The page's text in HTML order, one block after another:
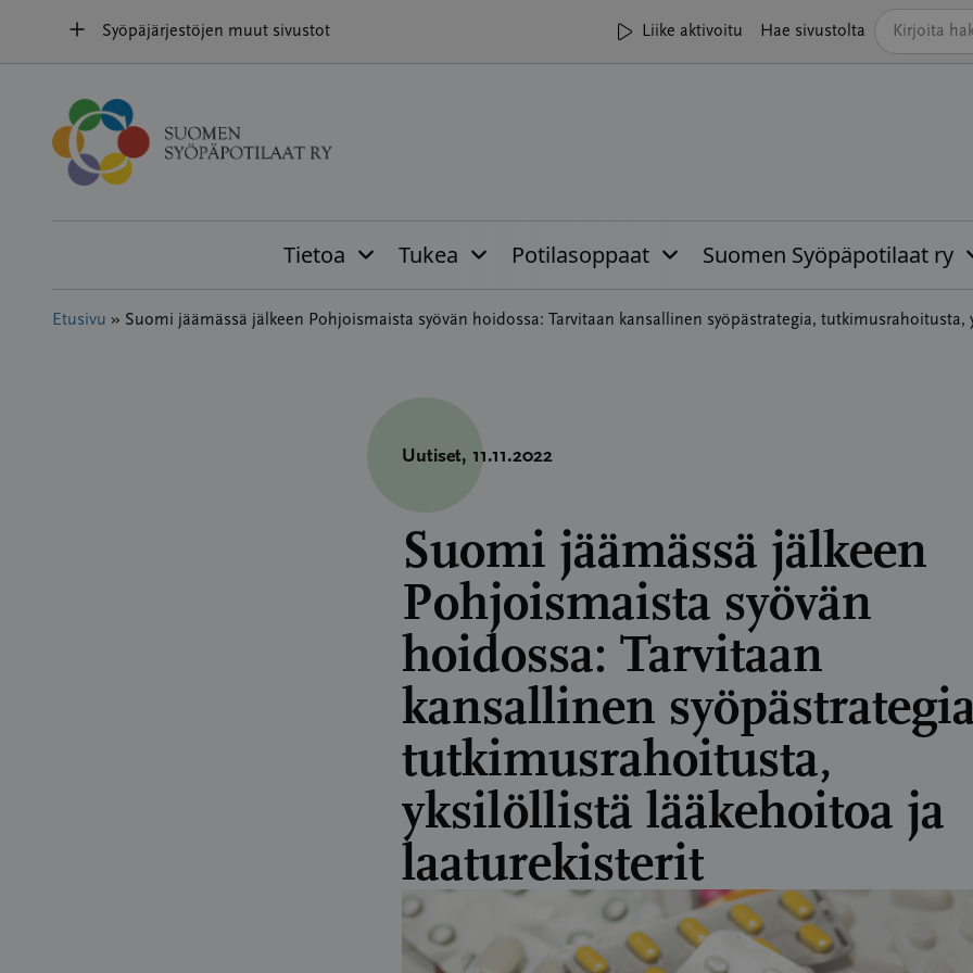
sisältöön
Syöpäjärjestöjen muut sivustot Liike aktivoitu Hae sivustolta
Tietoa Tukea Potilasoppaat Suomen Syöpäpotilaat ry
Etusivu » Suomi jäämässä jälkeen Pohjoismaista syövän hoidossa: Tarvitaan kansallinen syöpästrategia,
Uutiset, 11.11.2022
Suomi jäämässä jälkeen
Pohjoismaista syövän
hoidossa: Tarvitaan
kansallinen
tutkimusrahoitusta,
yksilöllistä lääkehoitoa ja
laaturekisterit